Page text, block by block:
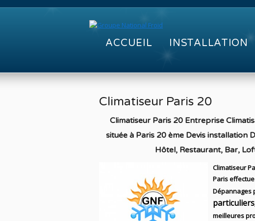
ACCUEIL INSTALLATION
Climatiseur Paris 20
Climatiseur Paris 20 Entreprise
située à Paris 20 ème Devis installation
Hôtel, Restaurant, Bar,
Climatiseur
Paris
Dépannages
particuliers
meilleures